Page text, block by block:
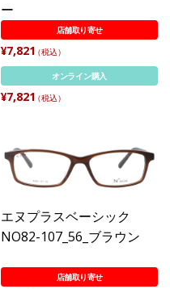
ー
店舗取り寄せ
¥7,821 （税込）
オンライン購入
¥7,821 （税込）
エヌプラスベーシック
NO82-107_56_ブラウン
店舗取り寄せ